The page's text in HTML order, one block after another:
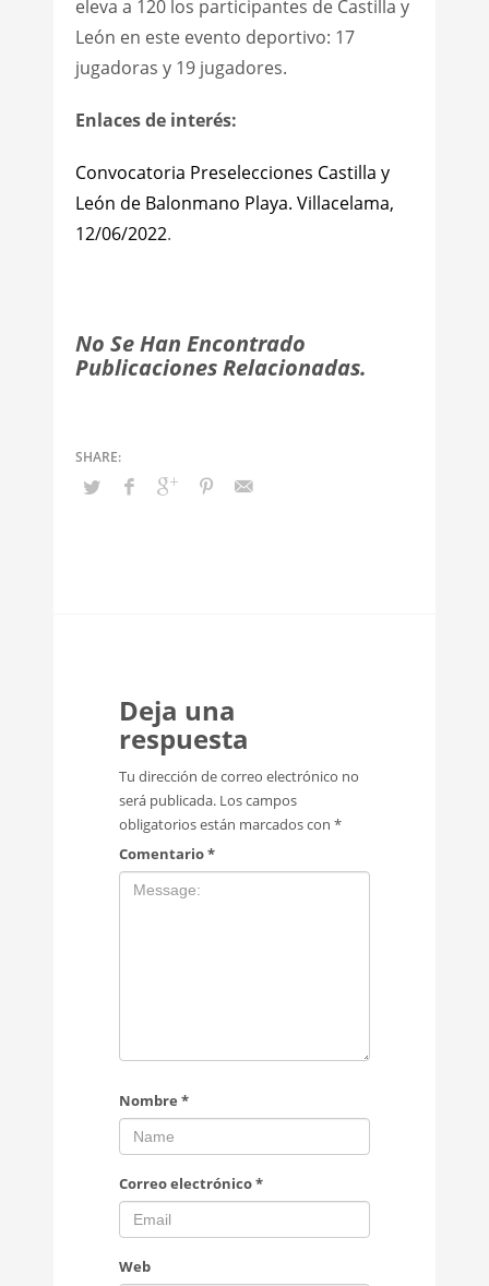
eleva a 120 los participantes de Castilla y
León en este evento deportivo: 17
jugadoras y 19 jugadores.
Enlaces de interés:
Convocatoria Preselecciones Castilla y
León de Balonmano Playa. Villacelama,
12/06/2022.
No Se Han Encontrado
Publicaciones Relacionadas.
Deja una
respuesta
Tu dirección de correo electrónico no
será publicada. Los campos
obligatorios están marcados con *
Comentario*
Nombre *
Correo electrónico*
Web